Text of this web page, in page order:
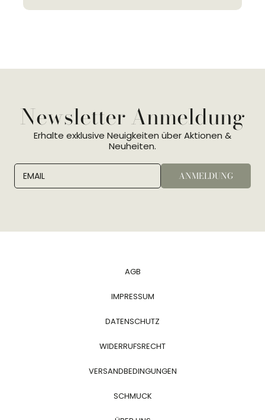
Newsletter Anmeldung
Erhalte exklusive Neuigkeiten über Aktionen &
Neuheiten.
EMAIL ANMELDUNG
AGB
IMPRESSUM
DATENSCHUTZ
WIDERRUFSRECHT
VERSANDBEDINGUNGEN
SCHMUCK